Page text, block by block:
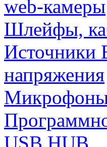
web-камеры
Шлейфы,
Источники
напряжения